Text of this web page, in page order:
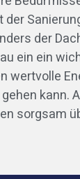
der
ein ein
wertvolle
kann.
sorgsam